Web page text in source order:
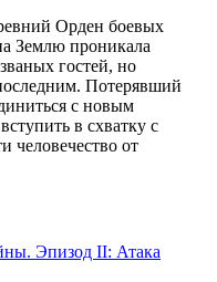
Орден боевых
Землю проникала
гостей, но
Потерявший
с новым
в схватку с
человечество от
Эпизод II: Атака